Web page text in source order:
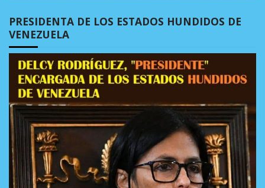
PRESIDENTA DE LOS ESTADOS HUNDIDOS DE
VENEZUELA